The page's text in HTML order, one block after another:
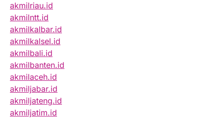
akmilriau.id
akmilntt.id
akmilkalbar.id
akmilkalsel.id
akmilbali.id
akmilbanten.id
akmilaceh.id
akmiljabar.id
akmiljateng.id
akmiljatim.id